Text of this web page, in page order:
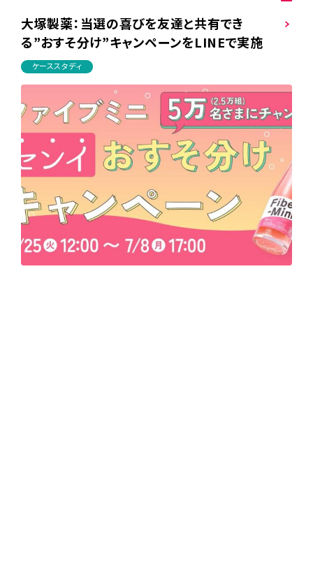
大塚製薬：当選の喜びを友達と共有でき
る”おすそ分け”キャンペーンをLINEで実施
ケーススタディ